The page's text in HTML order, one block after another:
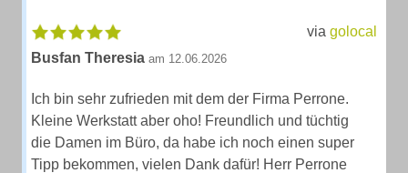
via golocal
Busfan Theresia am 12.06.2026
Ich bin sehr zufrieden mit dem der Firma Perrone.
Kleine Werkstatt aber oho! Freundlich und tüchtig
die Damen im Büro, da habe ich noch einen super
Tipp bekommen, vielen Dank dafür! Herr Perrone